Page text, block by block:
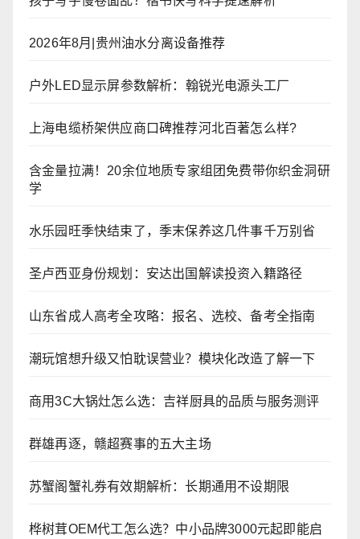
2026年8月|贵州油水分离设备推荐
户外LED显示屏参数解析：翰锐光电源头工厂
上海电缆桥架供应商口碑推荐河北百著怎么样?
含金量拉满！20余位地质专家组团免费带你织金洞研
学
水乐园旺季快结束了，季末保养这几件事千万别省
圣卢西亚身份规划：安达出国解读投资入籍路径
山东省成人高考全攻略：报名、选校、备考全指南
潮玩馆想升级又怕耽误营业？模块化改造了解一下
商用3C大锅灶怎么选：吉祥厨具的品质与服务测评
群雄再逐，赣超赛事的五大主场
苏蟹阁蟹礼券有效期解析：长期通用不设期限
桦树茸OEM代工怎么选？中小品牌3000元起即能启